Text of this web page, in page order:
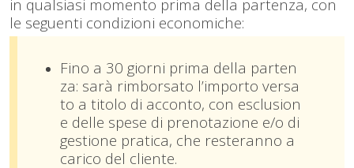
in qualsiasi momento prima della partenza, con
le seguenti condizioni economiche:
Fino a 30 giorni prima della parten
za: sarà rimborsato l’importo versa
to a titolo di acconto, con esclusion
e delle spese di prenotazione e/o di
gestione pratica, che resteranno a
carico del cliente.